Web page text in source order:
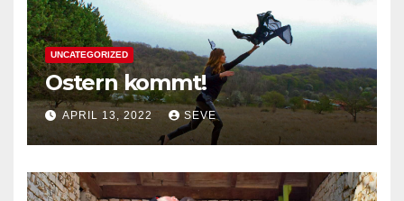
UNCATEGORIZED
Ostern kommt!
APRIL 13, 2022 SEVE